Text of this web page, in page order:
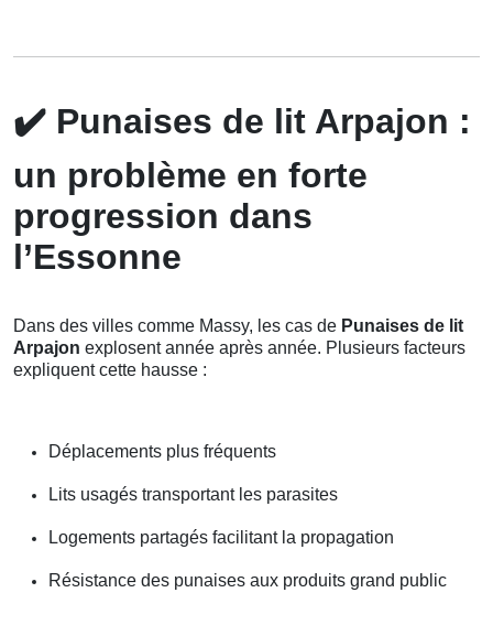
✔️ Punaises de lit Arpajon :
un problème en forte
progression dans
l’Essonne
Dans des villes comme Massy, les cas de Punaises de lit
Arpajon explosent année après année. Plusieurs facteurs
expliquent cette hausse :
Déplacements plus fréquents
Lits usagés transportant les parasites
Logements partagés facilitant la propagation
Résistance des punaises aux produits grand public